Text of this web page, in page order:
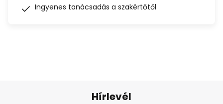
Ingyenes tanácsadás a szakértőtől
Hírlevél